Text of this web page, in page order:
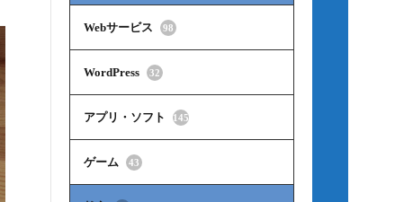
Webサービス 98
WordPress 32
アプリ・ソフト 145
ゲーム 43